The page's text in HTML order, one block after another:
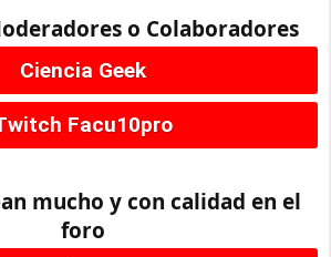
o Colaboradores
Ciencia Geek
Facu10pro
mucho y con calidad en el
foro